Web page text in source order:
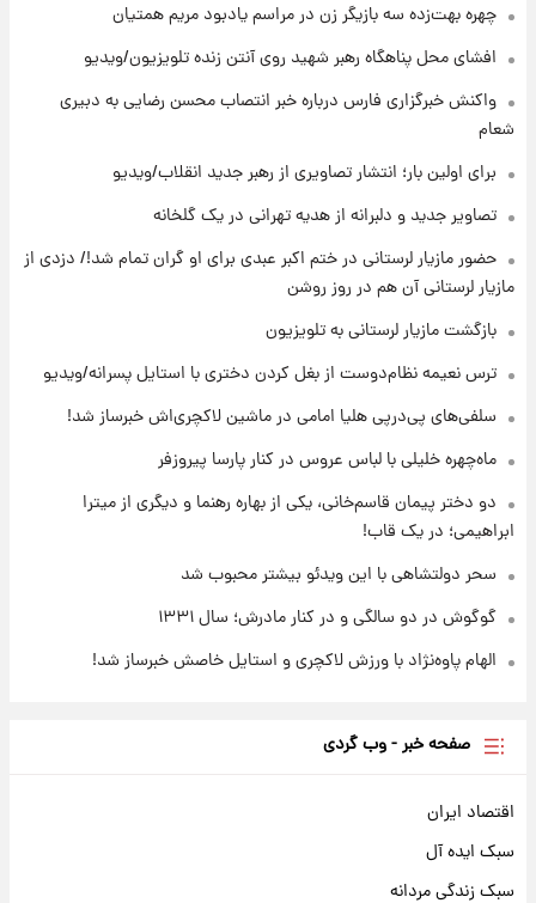
۱۰ ساعت پیش
شوید+ فیلم
۱۱ ساعت پیش
+جدول
۱۱ ساعت پیش
قیمت محصولات ایران‌خودرو و سایپا امروز شنبه
۱۷ مرداد ۱۴۰۵
یک پیش ‌بینی مهم برای قیمت دلار، طلا و سکه
چهره بهت‌زده سه بازیگر زن در مراسم یادبود مریم همتیان
افشای محل پناهگاه‌ رهبر شهید روی آنتن زنده تلویزیون/ویدیو
واکنش خبرگزاری فارس درباره خبر انتصاب محسن رضایی به دبیری
شعام
برای اولین بار؛ انتشار تصاویری از رهبر جدید انقلاب/ویدیو
تصاویر جدید و دلبرانه از هدیه تهرانی در یک گلخانه
حضور مازیار لرستانی در ختم اکبر عبدی برای او گران تمام شد!/ دزدی از
مازیار لرستانی آن هم در روز روشن
بازگشت مازیار لرستانی به تلویزیون
ترس نعیمه نظام‌دوست از بغل کردن دختری با استایل پسرانه/ویدیو
سلفی‌های پی‌درپی هلیا امامی در ماشین لاکچری‌اش خبرساز شد!
ماه‌چهره خلیلی با لباس عروس در کنار پارسا پیروزفر
دو دختر پیمان قاسم‌خانی، یکی از بهاره رهنما و دیگری از میترا
ابراهیمی؛ در یک قاب!
سحر دولتشاهی با این ویدئو بیشتر محبوب شد
گوگوش در دو سالگی و در کنار مادرش؛ سال ۱۳۳۱
الهام پاوه‌نژاد با ورزش لاکچری و استایل خاصش خبرساز شد!
صفحه خبر - وب گردی
اقتصاد ایران
سبک ایده آل
سبک زندگی مردانه